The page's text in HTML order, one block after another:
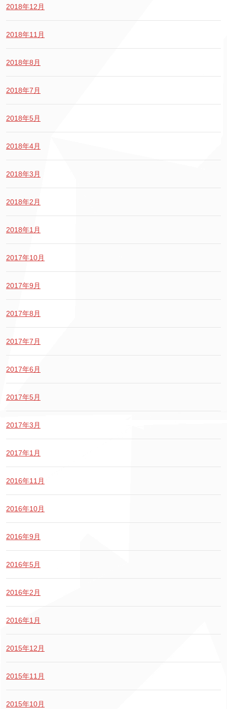
2018年12月
2018年11月
2018年8月
2018年7月
2018年5月
2018年4月
2018年3月
2018年2月
2018年1月
2017年10月
2017年9月
2017年8月
2017年7月
2017年6月
2017年5月
2017年3月
2017年1月
2016年11月
2016年10月
2016年9月
2016年5月
2016年2月
2016年1月
2015年12月
2015年11月
2015年10月